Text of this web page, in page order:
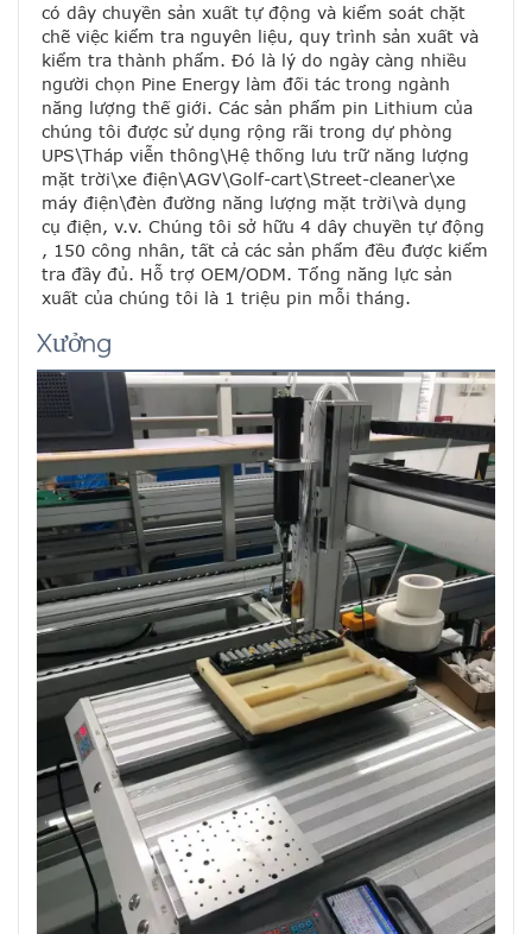
có dây chuyền sản xuất tự động và kiểm soát chặt
chẽ việc kiểm tra nguyên liệu, quy trình sản xuất và
kiểm tra thành phẩm. Đó là lý do ngày càng nhiều
người chọn Pine Energy làm đối tác trong ngành
năng lượng thế giới. Các sản phẩm pin Lithium của
chúng tôi được sử dụng rộng rãi trong dự phòng
UPS\Tháp viễn thông\Hệ thống lưu trữ năng lượng
mặt trời\xe điện\AGV\Golf-cart\Street-cleaner\xe
máy điện\đèn đường năng lượng mặt trời\và dụng
cụ điện, v.v. Chúng tôi sở hữu 4 dây chuyền tự động
, 150 công nhân, tất cả các sản phẩm đều được kiểm
tra đầy đủ. Hỗ trợ OEM/ODM. Tổng năng lực sản
xuất của chúng tôi là 1 triệu pin mỗi tháng.
Xưởng